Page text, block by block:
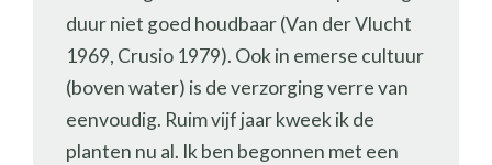
duur niet goed houdbaar (Van der Vlucht
1969, Crusio 1979). Ook in emerse cultuur
(boven water) is de verzorging verre van
eenvoudig. Ruim vijf jaar kweek ik de
planten nu al. Ik ben begonnen met een